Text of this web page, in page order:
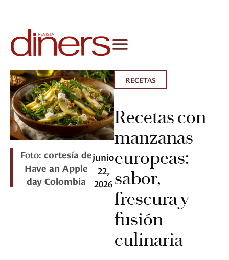
Foto:cortesía de
Have an Apple
day Colombia
junio
22,
2026
RECETAS
Recetas con
manzanas
europeas:
sabor,
frescura y
fusión
culinaria